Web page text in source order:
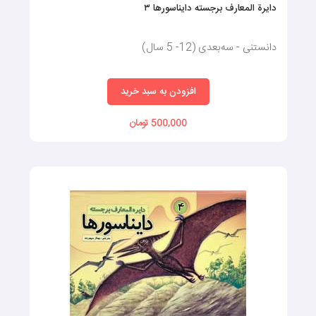
تمامی کودکان با تماشای اجرام آسمانی مانند ماه، ستارگان و خورشید
سوالات مختلفی در ذهن‌شان ایجاد می‌شود؛ اما ارائه توضیحات ساده
بدون یک تصویرسازی جذاب، آن‌ها را به پاسخی قانع کننده نمی‌رساند.
کتاب سه بعدی فضا با استفاده از مدل‌های برجسته، اطلاعاتی دقیق و
قابل فهم را درمورد زمین، منظومه شمسی، خورشید، ستارگان، ماه و... به
کودکان انتقال می‌دهد و تصویری شفاف از فضای پیرامون را برای آن‌ها
دایرة المعارف برجسته دایناسورها ۳
دانستنی - سه‌بعدی (12- 5 سال)
افزودن به سبد خرید
500,000 تومان